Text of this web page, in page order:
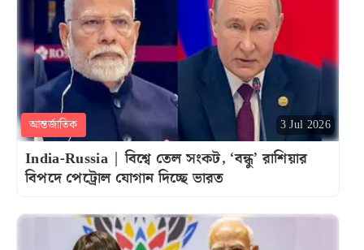
আন্তর্জাতিক 3 Jul 2026
India-Russia | বিশ্বে তেল সংকট, ‘বন্ধু’ রাশিয়ার
বিপদে পেট্রোল যোগান দিচ্ছে ভারত